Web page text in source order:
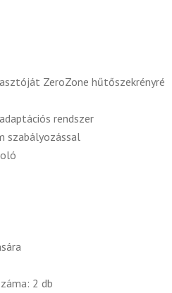
ZeroZone hűtőszekrényré
rendszer
szabályozással
2 db